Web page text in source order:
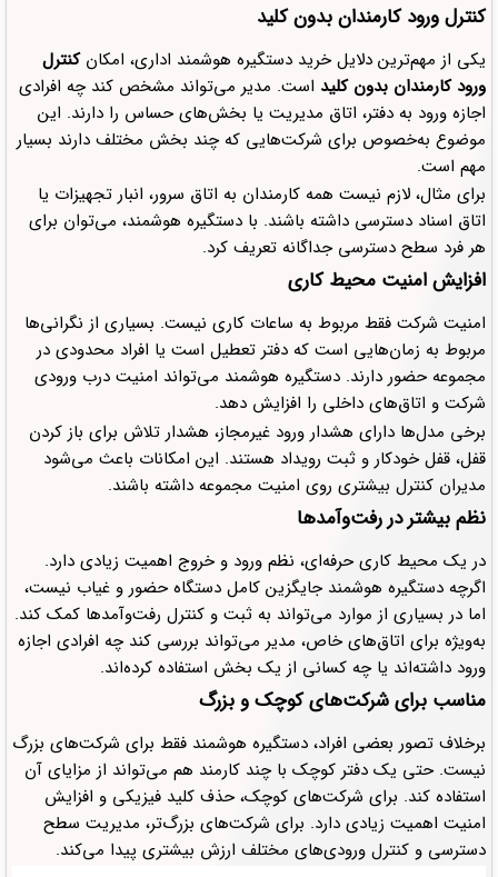
کنترل ورود کارمندان بدون کلید
یکی از مهم‌ترین دلایل خرید دستگیره هوشمند اداری، امکانکنترل
ورود کارمندان بدون کلید است. مدیر می‌تواند مشخص کند چه افرادی
اجازه ورود به دفتر، اتاق مدیریت یا بخش‌های حساس را دارند. این
موضوع به‌خصوص برای شرکت‌هایی که چند بخش مختلف دارند بسیار
مهم است.
برای مثال، لازم نیست همه کارمندان به اتاق سرور، انبار تجهیزات یا
اتاق اسناد دسترسی داشته باشند. با دستگیره هوشمند، می‌توان برای
هر فرد سطح دسترسی جداگانه تعریف کرد.
افزایش امنیت محیط کاری
امنیت شرکت فقط مربوط به ساعات کاری نیست. بسیاری از نگرانی‌ها
مربوط به زمان‌هایی است که دفتر تعطیل است یا افراد محدودی در
مجموعه حضور دارند. دستگیره هوشمند می‌تواند امنیت درب ورودی
شرکت و اتاق‌های داخلی را افزایش دهد.
برخی مدل‌ها دارای هشدار ورود غیرمجاز، هشدار تلاش برای باز کردن
قفل، قفل خودکار و ثبت رویداد هستند. این امکانات باعث می‌شود
مدیران کنترل بیشتری روی امنیت مجموعه داشته باشند.
نظم بیشتر در رفت‌وآمدها
در یک محیط کاری حرفه‌ای، نظم ورود و خروج اهمیت زیادی دارد.
اگرچه دستگیره هوشمند جایگزین کامل دستگاه حضور و غیاب نیست،
اما در بسیاری از موارد می‌تواند به ثبت و کنترل رفت‌وآمدها کمک کند.
به‌ویژه برای اتاق‌های خاص، مدیر می‌تواند بررسی کند چه افرادی اجازه
ورود داشته‌اند یا چه کسانی از یک بخش استفاده کرده‌اند.
مناسب برای شرکت‌های کوچک و بزرگ
برخلاف تصور بعضی افراد، دستگیره هوشمند فقط برای شرکت‌های بزرگ
نیست. حتی یک دفتر کوچک با چند کارمند هم می‌تواند از مزایای آن
استفاده کند. برای شرکت‌های کوچک، حذف کلید فیزیکی و افزایش
امنیت اهمیت زیادی دارد. برای شرکت‌های بزرگ‌تر، مدیریت سطح
دسترسی و کنترل ورودی‌های مختلف ارزش بیشتری پیدا می‌کند.